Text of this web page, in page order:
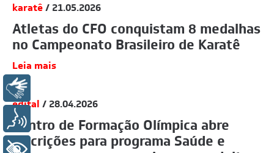
karatê/ 21.05.2026
Atletas do CFO conquistam 8 medalhas
no Campeonato Brasileiro de Karatê
Leia mais
edital / 28.04.2026
Centro de Formação Olímpica abre
inscrições para programa Saúde e
+ Acessibilidade